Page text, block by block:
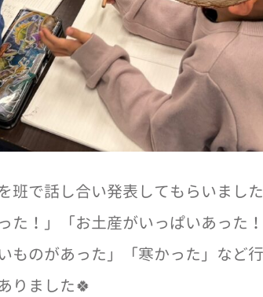
班で話し合い発表してもらいまし
た！」「お土産がいっぱいあった
ものがあった」「寒かった」など
りました🍀